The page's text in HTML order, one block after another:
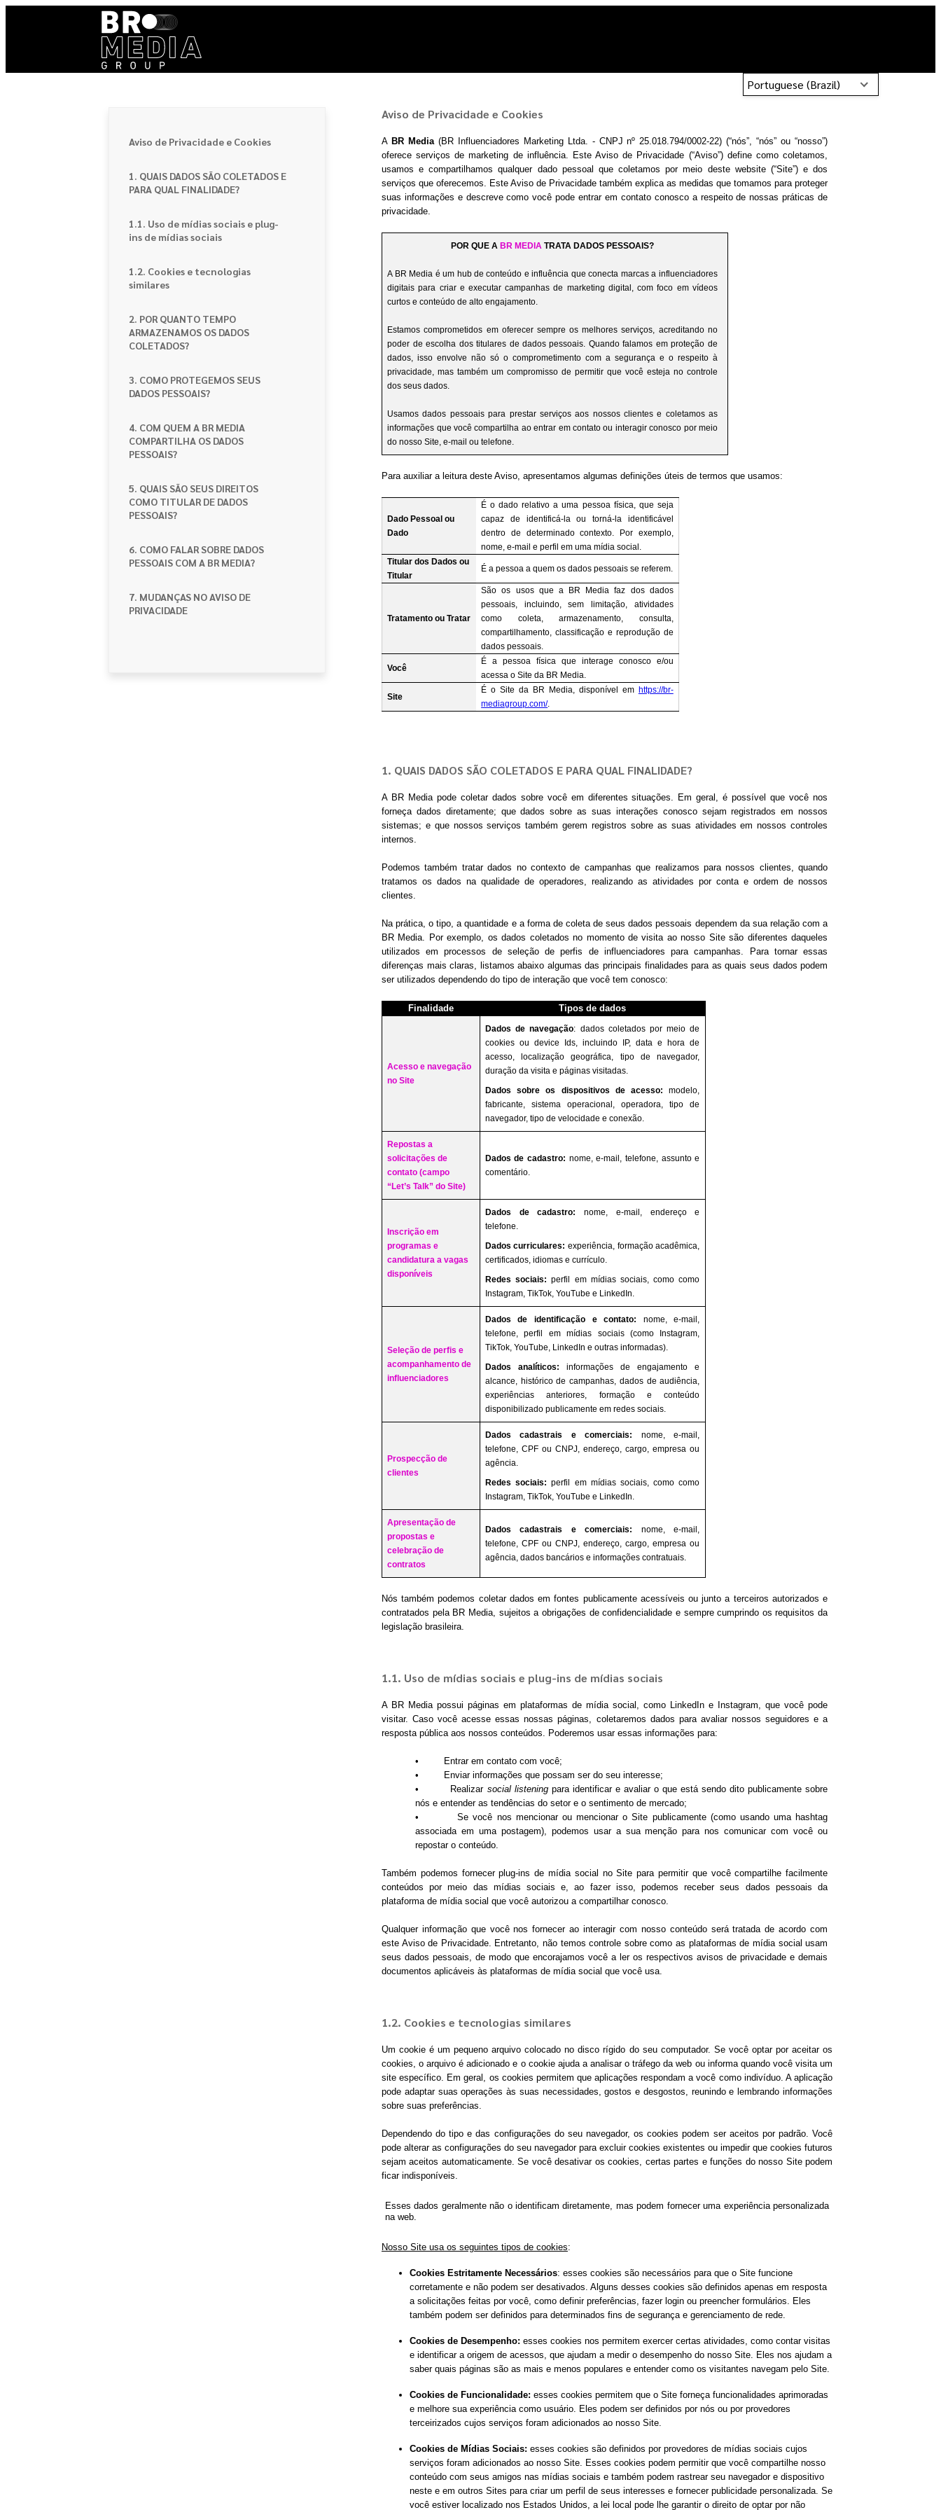
Portuguese (Brazil)
Aviso de Privacidade e Cookies
1. QUAIS DADOS SÃO COLETADOS E
PARA QUAL FINALIDADE?
1.1. Uso de mídias sociais e plug-
ins de mídias sociais
1.2. Cookies e tecnologias
similares
2. POR QUANTO TEMPO
ARMAZENAMOS OS DADOS
COLETADOS?
3. COMO PROTEGEMOS SEUS
DADOS PESSOAIS?
4. COM QUEM A BR MEDIA
COMPARTILHA OS DADOS
PESSOAIS?
5. QUAIS SÃO SEUS DIREITOS
COMO TITULAR DE DADOS
PESSOAIS?
6. COMO FALAR SOBRE DADOS
PESSOAIS COM A BR MEDIA?
7. MUDANÇAS NO AVISO DE
PRIVACIDADE
Aviso de Privacidade e Cookies
A BR Media(BR Influenciadores Marketing Ltda. - CNPJ nº 25.018.794/0002-22) (“nós”, “nós” ou “nosso”)
oferece serviços de marketing de influência. Este Aviso de Privacidade (“Aviso”) define como coletamos,
usamos e compartilhamos qualquer dado pessoal que coletamos por meio deste website (“Site”) e dos
serviços que oferecemos. Este Aviso de Privacidade também explica as medidas que tomamos para proteger
suas informações e descreve como você pode entrar em contato conosco a respeito de nossas práticas de
privacidade.
POR QUE ABR MEDIATRATA DADOS PESSOAIS?
A BR Media é um hub de conteúdo e influência que conecta marcas a influenciadores
digitais para criar e executar campanhas de marketing digital, com foco em vídeos
curtos e conteúdo de alto engajamento.
Estamos comprometidos em oferecer sempre os melhores serviços, acreditando no
poder de escolha dos titulares de dados pessoais. Quando falamos em proteção de
dados, isso envolve não só o comprometimento com a segurança e o respeito à
privacidade, mas também um compromisso de permitir que você esteja no controle
dos seus dados.
Usamos dados pessoais para prestar serviços aos nossos clientes e coletamos as
informações que você compartilha ao entrar em contato ou interagir conosco por meio
do nosso Site, e-mail ou telefone.
Para auxiliar a leitura deste Aviso, apresentamos algumas definições úteis de termos que usamos:
Dado Pessoal ou
Dado
É o dado relativo a uma pessoa física, que seja
capaz de identificá-la ou torná-la identificável
dentro de determinado contexto. Por exemplo,
nome, e-mail e perfil em uma mídia social.
Titular dos Dados ou
Titular
É a pessoa a quem os dados pessoais se referem.
Tratamento ou Tratar
São os usos que a BR Media faz dos dados
pessoais, incluindo, sem limitação, atividades
como coleta, armazenamento, consulta,
compartilhamento, classificação e reprodução de
dados pessoais.
Você
É a pessoa física que interage conosco e/ou
acessa o Site da BR Media.
Site
É o Site da BR Media, disponível em https://br-
mediagroup.com/.
1. QUAIS DADOS SÃO COLETADOS E PARA QUAL FINALIDADE?
A BR Media pode coletar dados sobre você em diferentes situações. Em geral, é possível que você nos
forneça dados diretamente; que dados sobre as suas interações conosco sejam registrados em nossos
sistemas; e que nossos serviços também gerem registros sobre as suas atividades em nossos controles
internos.
Podemos também tratar dados no contexto de campanhas que realizamos para nossos clientes, quando
tratamos os dados na qualidade de operadores, realizando as atividades por conta e ordem de nossos
clientes.
Na prática, o tipo, a quantidade e a forma de coleta de seus dados pessoais dependem da sua relação com a
BR Media. Por exemplo, os dados coletados no momento de visita ao nosso Site são diferentes daqueles
utilizados em processos de seleção de perfis de influenciadores para campanhas. Para tornar essas
diferenças mais claras, listamos abaixo algumas das principais finalidades para as quais seus dados podem
ser utilizados dependendo do tipo de interação que você tem conosco:
Finalidade Tipos de dados
Acesso e navegação
no Site
Dados de navegação: dados coletados por meio de
cookies ou device Ids, incluindo IP, data e hora de
acesso, localização geográfica, tipo de navegador,
duração da visita e páginas visitadas.
Dados sobre os dispositivos de acesso: modelo,
fabricante, sistema operacional, operadora, tipo de
navegador, tipo de velocidade e conexão.
Repostas a
solicitações de
contato (campo
“Let’s Talk” do Site)
Dados de cadastro: nome, e-mail, telefone, assunto e
comentário.
Inscrição em
programas e
candidatura a vagas
disponíveis
Dados de cadastro:nome, e-mail, endereço e
telefone.
Dados curriculares: experiência, formação acadêmica,
certificados, idiomas e currículo.
Redes sociais: perfil em mídias sociais, como como
Instagram, TikTok, YouTube e LinkedIn.
Seleção de perfis e
acompanhamento de
influenciadores
Dados de identificação e contato:
nome, e-mail,
telefone, perfil em mídias sociais (como Instagram,
TikTok, YouTube, LinkedIn e outras informadas).
Dados analíticos:
informações de engajamento e
alcance, histórico de campanhas, dados de audiência,
experiências anteriores, formação e conteúdo
disponibilizado publicamente em redes sociais.
Prospecção de
clientes
Dados cadastrais e comerciais: nome, e-mail,
telefone, CPF ou CNPJ, endereço, cargo, empresa ou
agência.
Redes sociais: perfil em mídias sociais, como como
Instagram, TikTok, YouTube e LinkedIn.
Apresentação de
propostas e
celebração de
contratos
Dados cadastrais e comerciais: nome, e-mail,
telefone, CPF ou CNPJ, endereço, cargo, empresa ou
agência, dados bancários e informações contratuais.
Nós também podemos coletar dados em fontes publicamente acessíveis ou junto a terceiros autorizados e
contratados pela BR Media, sujeitos a obrigações de confidencialidade e sempre cumprindo os requisitos da
legislação brasileira.
1.1. Uso de mídias sociais e plug-ins de mídias sociais
A BR Media possui páginas em plataformas de mídia social, como LinkedIn e Instagram, que você pode
visitar. Caso você acesse essas nossas páginas, coletaremos dados para avaliar nossos seguidores e a
resposta pública aos nossos conteúdos. Poderemos usar essas informações para:
• Entrar em contato com você;
• Enviar informações que possam ser do seu interesse;
• Realizar social listeningpara identificar e avaliar o que está sendo dito publicamente sobre
nós e entender as tendências do setor e o sentimento de mercado;
• Se você nos mencionar ou mencionar o Site publicamente (como usando uma hashtag
associada em uma postagem), podemos usar a sua menção para nos comunicar com você ou
repostar o conteúdo.
Também podemos fornecer plug-ins de mídia social no Site para permitir que você compartilhe facilmente
conteúdos por meio das mídias sociais e, ao fazer isso, podemos receber seus dados pessoais da
plataforma de mídia social que você autorizou a compartilhar conosco.
Qualquer informação que você nos fornecer ao interagir com nosso conteúdo será tratada de acordo com
este Aviso de Privacidade. Entretanto, não temos controle sobre como as plataformas de mídia social usam
seus dados pessoais, de modo que encorajamos você a ler os respectivos avisos de privacidade e demais
documentos aplicáveis às plataformas de mídia social que você usa.
1.2. Cookies e tecnologias similares
Um cookie é um pequeno arquivo colocado no disco rígido do seu computador. Se você optar por aceitar os
cookies, o arquivo é adicionado e o cookie ajuda a analisar o tráfego da web ou informa quando você visita um
site específico. Em geral, os cookies permitem que aplicações respondam a você como indivíduo. A aplicação
pode adaptar suas operações às suas necessidades, gostos e desgostos, reunindo e lembrando informações
sobre suas preferências.
Dependendo do tipo e das configurações do seu navegador, os cookies podem ser aceitos por padrão. Você
pode alterar as configurações do seu navegador para excluir cookies existentes ou impedir que cookies futuros
sejam aceitos automaticamente. Se você desativar os cookies, certas partes e funções do nosso Site podem
ficar indisponíveis.
Esses dados geralmente não o identificam diretamente, mas podem fornecer uma experiência personalizada
na web.
Nosso Site usa os seguintes tipos de cookies:
Cookies Estritamente Necessários: esses cookies são necessários para que o Site funcione
corretamente e não podem ser desativados. Alguns desses cookies são definidos apenas em resposta
a solicitações feitas por você, como definir preferências, fazer login ou preencher formulários. Eles
também podem ser definidos para determinados fins de segurança e gerenciamento de rede.
Cookies de Desempenho: esses cookies nos permitem exercer certas atividades, como contar visitas
e identificar a origem de acessos, que ajudam a medir o desempenho do nosso Site. Eles nos ajudam a
saber quais páginas são as mais e menos populares e entender como os visitantes navegam pelo Site.
Cookies de Funcionalidade: esses cookies permitem que o Site forneça funcionalidades aprimoradas
e melhore sua experiência como usuário. Eles podem ser definidos por nós ou por provedores
terceirizados cujos serviços foram adicionados ao nosso Site.
Cookies de Mídias Sociais: esses cookies são definidos por provedores de mídias sociais cujos
serviços foram adicionados ao nosso Site. Esses cookies podem permitir que você compartilhe nosso
conteúdo com seus amigos nas mídias sociais e também podem rastrear seu navegador e dispositivo
neste e em outros Sites para criar um perfil de seus interesses e fornecer publicidade personalizada. Se
você estiver localizado nos Estados Unidos, a lei local pode lhe garantir o direito de optar por não